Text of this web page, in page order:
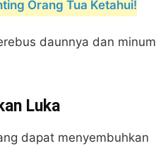
Orang Tua Ketahui!
daunnya dan minum
Luka
dapat menyembuhkan